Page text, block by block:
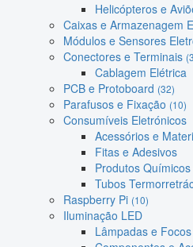
Helicópteros e
Caixas e Armazenagem
Módulos e Sensores
Conectores e Terminais
Cablagem Elétrica
PCB e Protoboard (32)
Parafusos e Fixação (10)
Consumíveis Eletrónicos
Acessórios e
Fitas e Adesivos
Produtos
Tubos
Raspberry Pi (10)
Iluminação LED
Lâmpadas e